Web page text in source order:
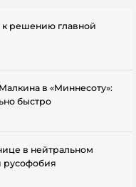
решению главной
в «Миннесоту»:
быстро
в нейтральном
русофобия